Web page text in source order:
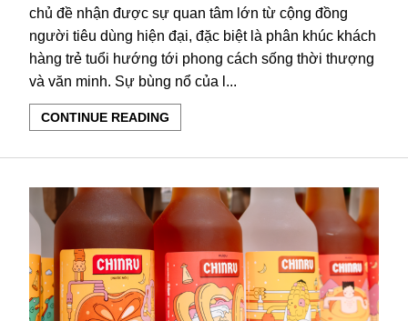
chủ đề nhận được sự quan tâm lớn từ cộng đồng
người tiêu dùng hiện đại, đặc biệt là phân khúc khách
hàng trẻ tuổi hướng tới phong cách sống thời thượng
và văn minh. Sự bùng nổ của l...
CONTINUE READING